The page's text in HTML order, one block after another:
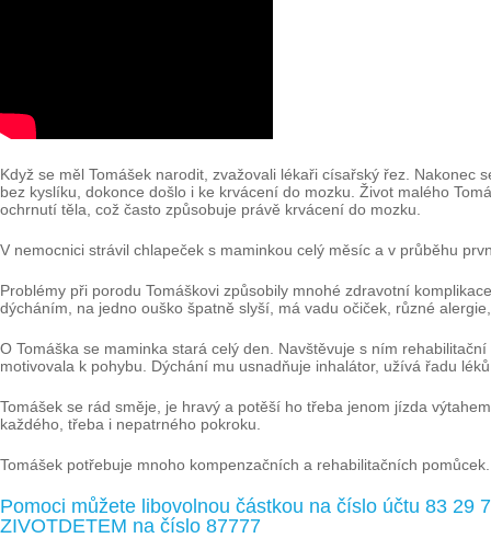
Když se měl Tomášek narodit, zvažovali lékaři císařský řez.
bez kyslíku, dokonce došlo i ke krvácení do mozku. Život malého
ochrnutí těla, což často způsobuje právě krvácení do mozku.
V nemocnici strávil chlapeček s maminkou celý měsíc a v průběhu
Problémy při porodu Tomáškovi způsobily mnohé zdravotní
dýcháním, na jedno ouško špatně slyší, má vadu očiček, různé
O Tomáška se maminka stará celý den. Navštěvuje s ním
motivovala k pohybu. Dýchání mu usnadňuje inhalátor, užívá řadu
Tomášek se rád směje, je hravý a potěší ho třeba jenom jízda
každého, třeba i nepatrného pokroku.
Tomášek potřebuje mnoho kompenzačních a rehabilitačních pomůcek.
Pomoci můžete libovolnou částkou na číslo účtu 83 29
ZIVOTDETEM na číslo 87777